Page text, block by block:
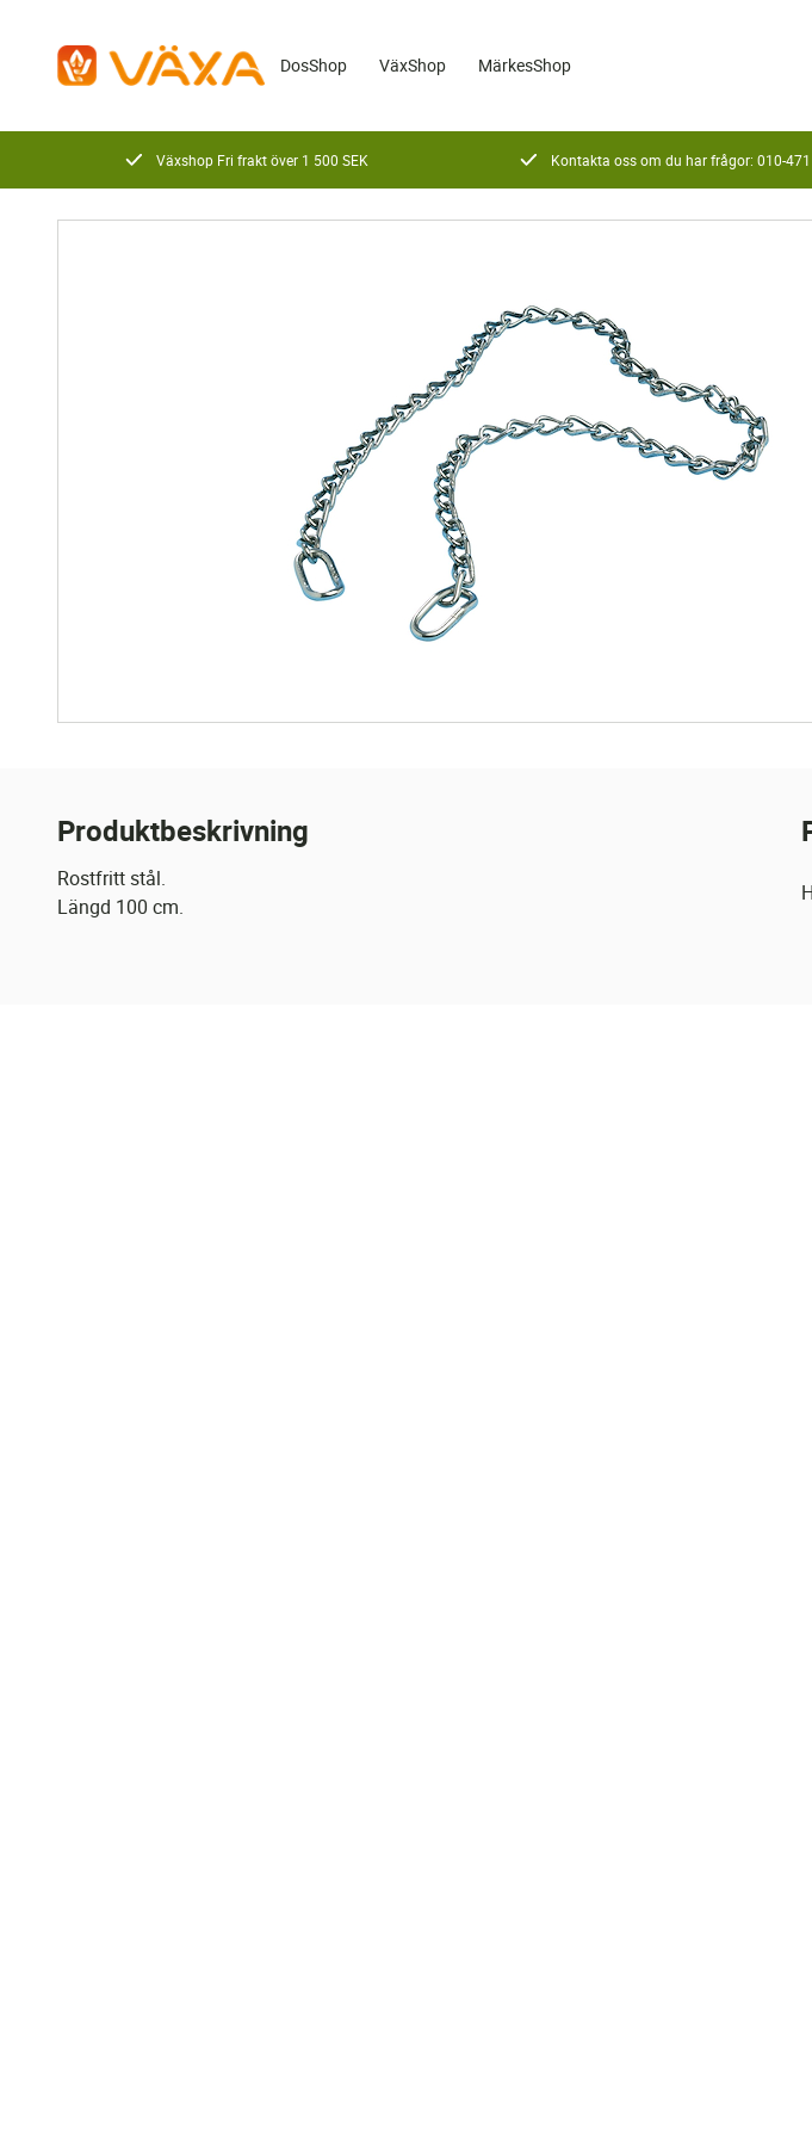
DosShop VäxShop MärkesShop
Växshop Fri frakt över 1 500 SEK Kontakta oss om du har frågor: 010-
Produktbeskrivning
Rostfritt stål.
Längd 100 cm.